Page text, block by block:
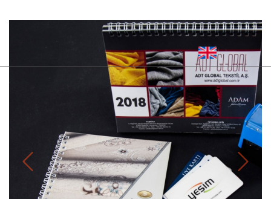
Previous Next